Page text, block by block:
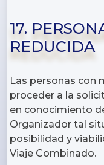
17.
REDUCIDA
Las personas con
proceder a la
en conocimiento
Organizador tal
posibilidad y
Viaje Combinado.